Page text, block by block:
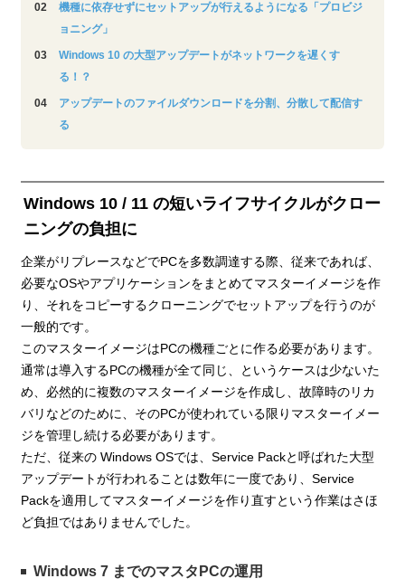
機種に依存せずにセットアップが行えるようになる「プロビジ
ョニング」
Windows 10 の大型アップデートがネットワークを遅くす
る！？
アップデートのファイルダウンロードを分割、分散して配信す
る
Windows 10 / 11 の短いライフサイクルがクロー
ニングの負担に
企業がリプレースなどでPCを多数調達する際、従来であれば、
必要なOSやアプリケーションをまとめてマスターイメージを作
り、それをコピーするクローニングでセットアップを行うのが
一般的です。
このマスターイメージはPCの機種ごとに作る必要があります。
通常は導入するPCの機種が全て同じ、というケースは少ないた
め、必然的に複数のマスターイメージを作成し、故障時のリカ
バリなどのために、そのPCが使われている限りマスターイメー
ジを管理し続ける必要があります。
ただ、従来の Windows OSでは、Service Packと呼ばれた大型
アップデートが行われることは数年に一度であり、Service
Packを適用してマスターイメージを作り直すという作業はさほ
ど負担ではありませんでした。
Windows 7 までのマスタPCの運用